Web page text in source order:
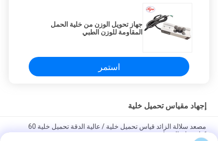
جهاز تحويل الوزن من خلية الحمل
المقاومة للوزن الطبي
استمر
إجهاد مقياس تحميل خلية
مصعد سلالة الزائد قياس تحميل خلية / عالية الدقة تحميل خلية 60
كيلوجرام القدرات